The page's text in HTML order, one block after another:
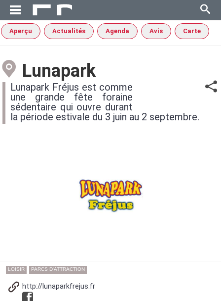
Aperçu Actualités Agenda Avis Carte
Lunapark
Lunapark Fréjus est comme
une grande fête foraine
sédentaire qui ouvre durant
la période estivale du 3 juin au 2 septembre.
LOISIR PARCS D'ATTRACTION
http://lunaparkfrejus.fr